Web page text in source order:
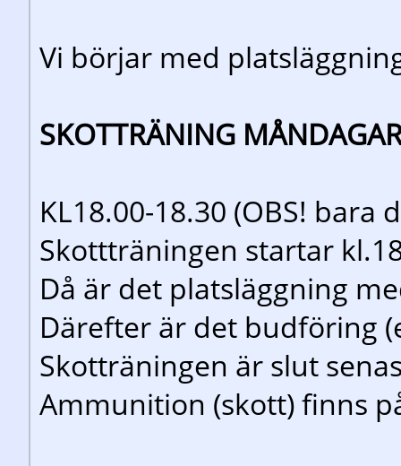
Vi börjar med
SKOTTRÄNING
KL18.00-18.30 (OBS! bara
Skottträningen startar
Då är det platsläggning
Därefter är det budföring
Skotträningen är slut
Ammunition (skott) finns